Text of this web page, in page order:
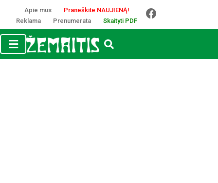
Apie mus
Praneškite NAUJIENĄ!
Reklama
Prenumerata Skaityti PDF